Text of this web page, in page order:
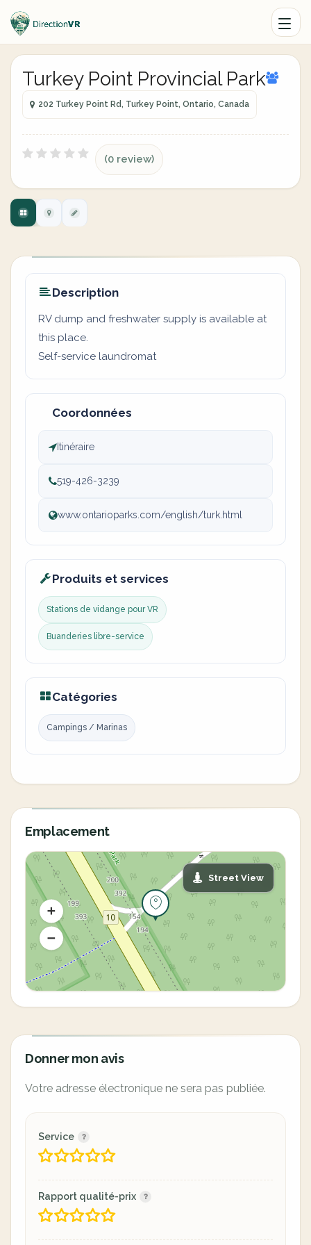
Turkey Point Provincial Park
202 Turkey Point Rd, Turkey Point, Ontario, Canada
(0 review)
Description
RV dump and freshwater supply is available at
this place.
Self-service laundromat
Coordonnées
Itinéraire
519-426-3239
www.ontarioparks.com/english/turk.html
Produits et services
Stations de vidange pour VR
Buanderies libre-service
Catégories
Campings / Marinas
Emplacement
Street View
Donner mon avis
Votre adresse électronique ne sera pas publiée.
Service
Rapport qualité-prix